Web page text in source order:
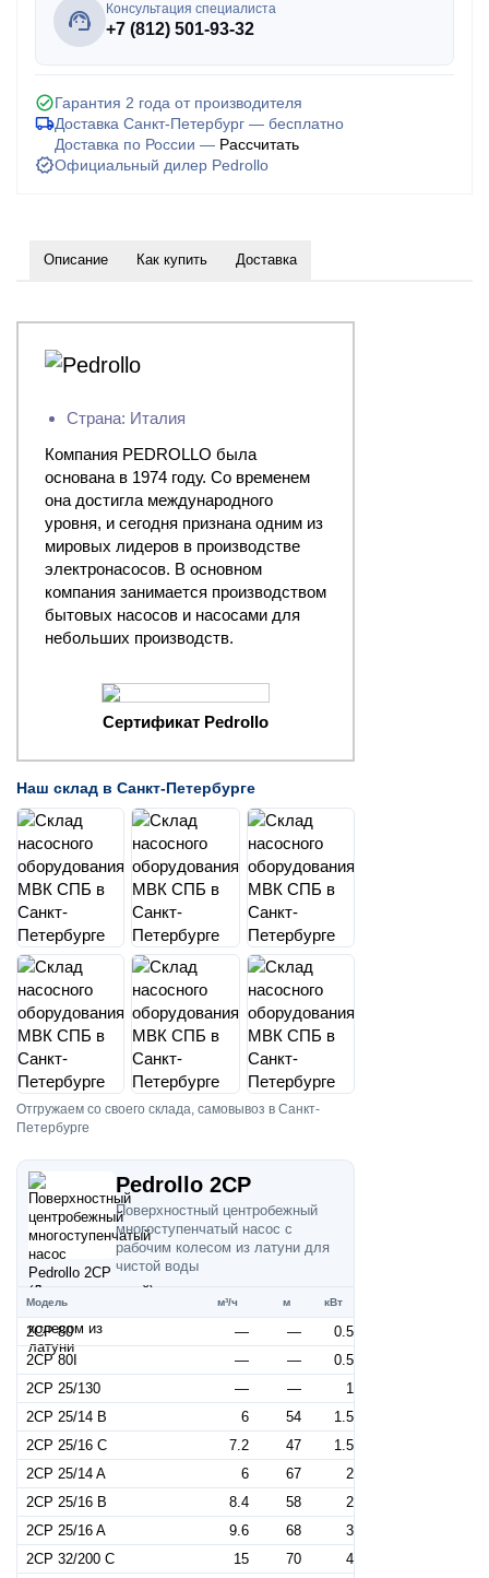
Консультация специалиста
+7 (812) 501-93-32
Гарантия 2 года от производителя
Доставка Санкт-Петербург — бесплатно
Доставка по России — Рассчитать
Официальный дилер Pedrollo
Описание Как купить Доставка
Страна: Италия
Компания PEDROLLO была
основана в 1974 году. Со временем
она достигла международного
уровня, и сегодня признана одним из
мировых лидеров в производстве
электронасосов. В основном
компания занимается производством
бытовых насосов и насосами для
небольших производств.
Сертификат Pedrollo
Наш склад в Санкт-Петербурге
Отгружаем со своего склада, самовывоз в Санкт-
Петербурге
Pedrollo 2CP
Поверхностный центробежный
многоступенчатый насос с
рабочим колесом из латуни для
чистой воды
Модель м³/ч м кВт
2CP 80 — —
0.5
2CP 80I
— —
0.5
2CP 25/130
— —
1
2CP 25/14 B
6 54
1.5
2CP 25/16 C
7.2 47
1.5
2CP 25/14 A
6 67
2
2CP 25/16 B
8.4 58
2
2CP 25/16 A
9.6 68
3
2CP 32/200 C
15 70
4